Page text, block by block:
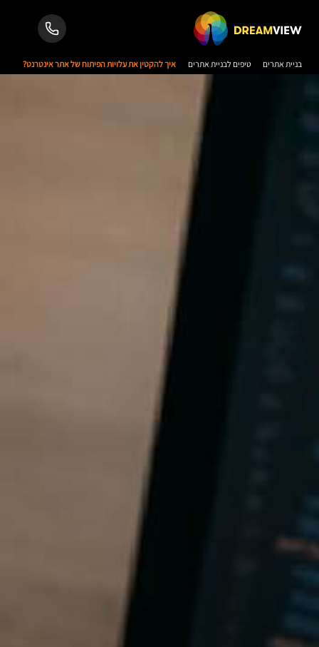
בניית אתרים טיפים לבניית אתרים איך להקטין את עלויות הפיתוח של אתר אינטרנט?